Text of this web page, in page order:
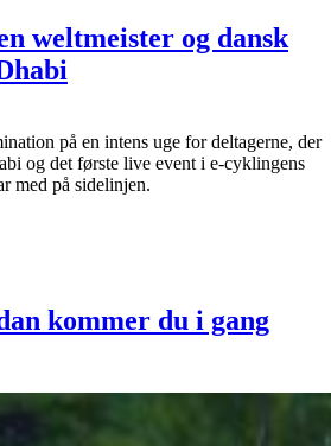
weltmeister og dansk
på en intens uge for deltagerne, der
og det første live event i e-cyklingens
med på sidelinjen.
kommer du i gang